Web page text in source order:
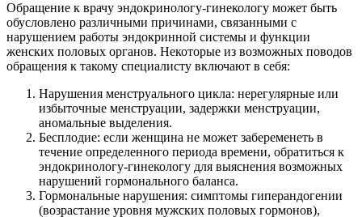
Обращение к врачу эндокринологу-гинекологу может быть
обусловлено различными причинами, связанными с
нарушением работы эндокринной системы и функции
женских половых органов. Некоторые из возможных поводов
обращения к такому специалисту включают в себя:
Нарушения менструального цикла: нерегулярные или
избыточные менструации, задержки менструации,
аномальные выделения.
Бесплодие: если женщина не может забеременеть в
течение определенного периода времени, обратиться к
эндокринологу-гинекологу для выяснения возможных
нарушений гормонального баланса.
Гормональные нарушения: симптомы гиперандогении
(возрастание уровня мужских половых гормонов),